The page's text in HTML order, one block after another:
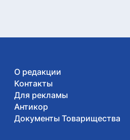
О редакции
Контакты
Для рекламы
Антикор
Документы Товарищества